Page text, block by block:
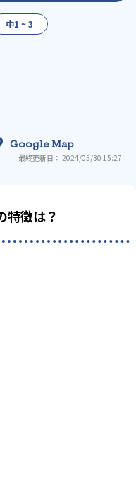
中1 ~ 3
Google Map
最終更新日： 2024/05/30 15:27
特徴は？